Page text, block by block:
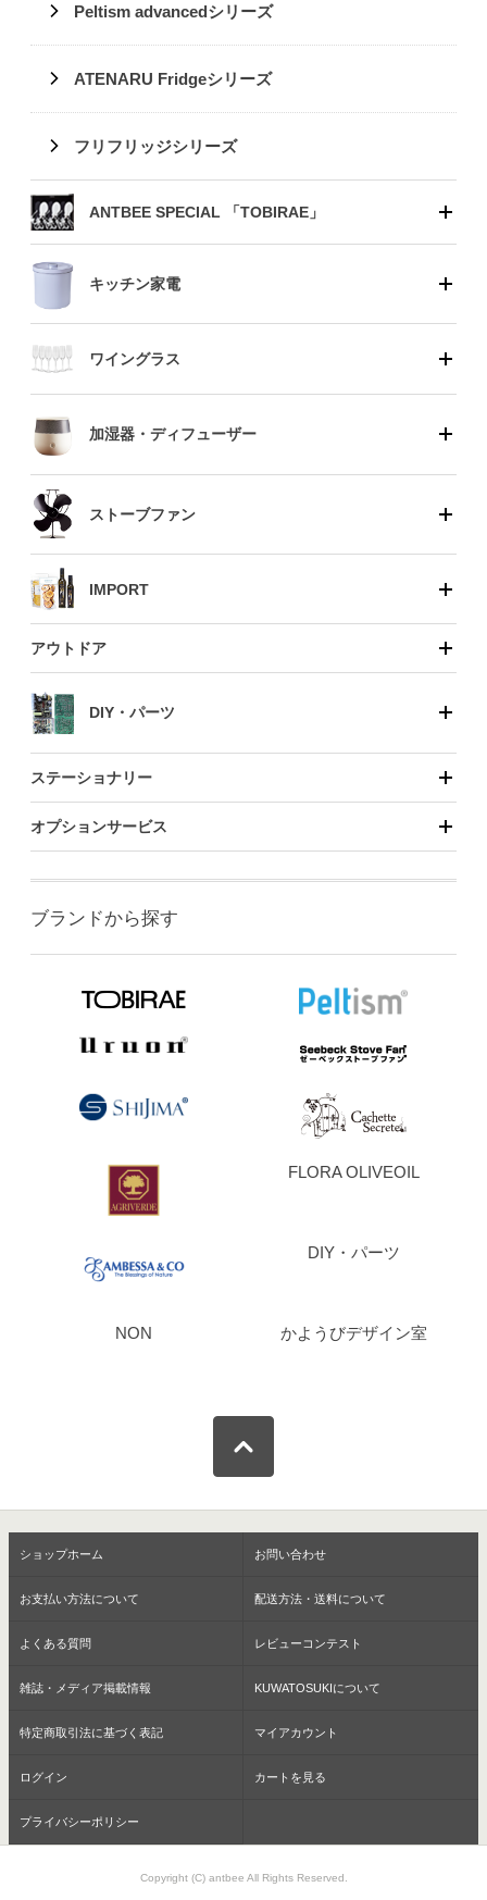
Peltism advancedシリーズ
ATENARU Fridgeシリーズ
フリフリッジシリーズ
ANTBEE SPECIAL 「TOBIRAE」
キッチン家電
ワイングラス
加湿器・ディフューザー
ストーブファン
IMPORT
アウトドア
DIY・パーツ
ステーショナリー
オプションサービス
ブランドから探す
FLORA OLIVEOIL
DIY・パーツ
NON かようびデザイン室
ショップホーム お問い合わせ
お支払い方法について 配送方法・送料について
よくある質問 レビューコンテスト
雑誌・メディア掲載情報 KUWATOSUKIについて
特定商取引法に基づく表記 マイアカウント
ログイン カートを見る
プライバシーポリシー
Copyright (C) antbee All Rights Reserved.